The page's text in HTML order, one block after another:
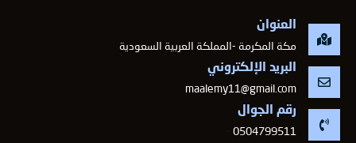
العنوان
مكة المكرمة -المملكة العربية السعودية
البريد الإلكتروني
maalemy11@gmail.com
رقم الجوال
0504799511
-